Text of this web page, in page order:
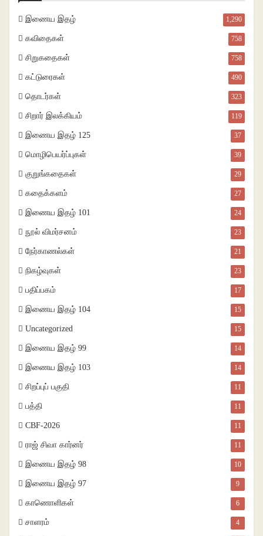
இணைய இதழ் 1,290
கவிதைகள் 758
சிறுகதைகள் 758
கட்டுரைகள் 490
தொடர்கள் 323
சிறார் இலக்கியம் 119
இணைய இதழ் 125 37
மொழிபெயர்ப்புகள் 39
குறுங்கதைகள் 29
கதைக்களம் 27
இணைய இதழ் 101 24
நூல் விமர்சனம் 23
நேர்காணல்கள் 21
நிகழ்வுகள் 23
பதிப்பகம் 17
இணைய இதழ் 104 15
Uncategorized 15
இணைய இதழ் 99 14
இணைய இதழ் 103 14
சிறப்புப் பகுதி 11
பத்தி 11
CBF-2026 11
ராஜ் சிவா கார்னர் 11
இணைய இதழ் 98 10
இணைய இதழ் 97 9
காணொளிகள் 6
சாளரம் 4